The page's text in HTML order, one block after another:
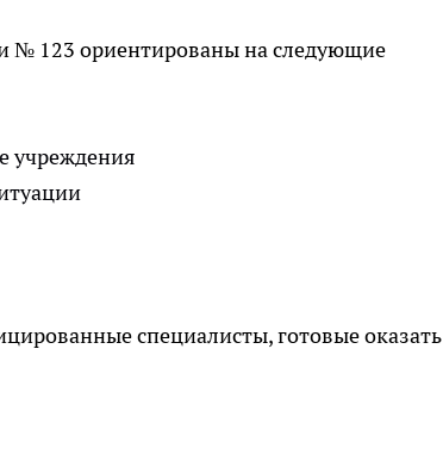
№ 123 ориентированы на следующие
учреждения
специалисты, готовые оказать